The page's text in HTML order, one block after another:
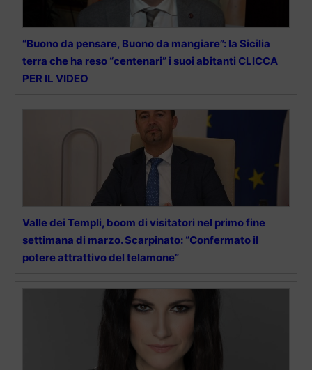
“Buono da pensare, Buono da mangiare”: la Sicilia
terra che ha reso “centenari” i suoi abitanti CLICCA
PER IL VIDEO
Valle dei Templi, boom di visitatori nel primo fine
settimana di marzo. Scarpinato: “Confermato il
potere attrattivo del telamone”